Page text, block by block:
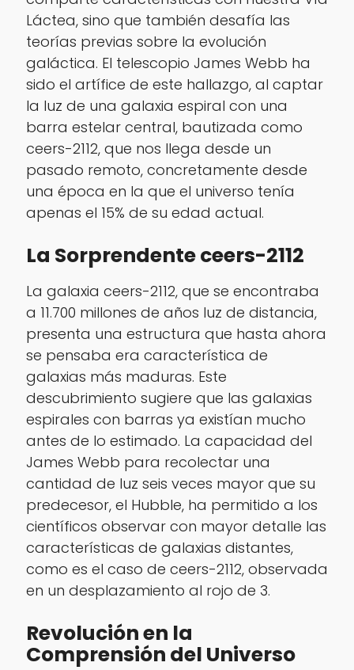
Láctea, sino que también desafía las
teorías previas sobre la evolución
galáctica. El telescopio James Webb ha
sido el artífice de este hallazgo, al captar
la luz de una galaxia espiral con una
barra estelar central, bautizada como
ceers-2112, que nos llega desde un
pasado remoto, concretamente desde
una época en la que el universo tenía
apenas el 15% de su edad actual.
La Sorprendente ceers-2112
La galaxia ceers-2112, que se encontraba
a 11.700 millones de años luz de distancia,
presenta una estructura que hasta ahora
se pensaba era característica de
galaxias más maduras. Este
descubrimiento sugiere que las galaxias
espirales con barras ya existían mucho
antes de lo estimado. La capacidad del
James Webb para recolectar una
cantidad de luz seis veces mayor que su
predecesor, el Hubble, ha permitido a los
científicos observar con mayor detalle las
características de galaxias distantes,
como es el caso de ceers-2112, observada
en un desplazamiento al rojo de 3.
Revolución en la
Comprensión del Universo